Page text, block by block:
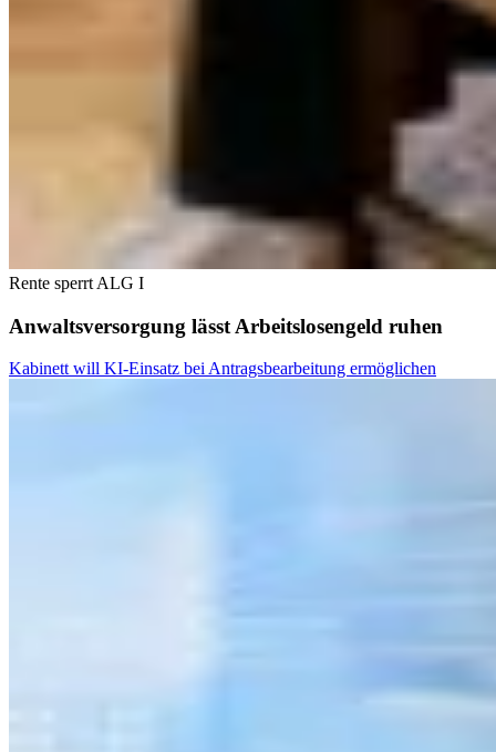
Rente sperrt ALG I
Anwaltsversorgung lässt Arbeitslosengeld ruhen
Kabinett will KI-Einsatz bei Antragsbearbeitung ermöglichen